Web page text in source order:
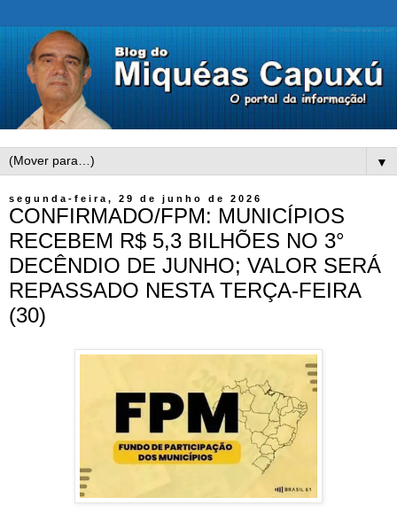
▼
segunda-feira, 29 de junho de 2026
CONFIRMADO/FPM: MUNICÍPIOS
RECEBEM R$ 5,3 BILHÕES NO 3°
DECÊNDIO DE JUNHO; VALOR SERÁ
REPASSADO NESTA TERÇA-FEIRA
(30)